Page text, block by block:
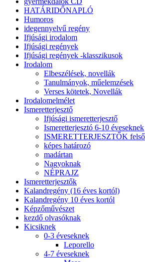
HATÁRIDŐNAPLÓ
Humoros
idegennyelvű regény
Ifjúsági irodalom
Ifjúsági regények
Ifjúsági regények -klasszikusok
Irodalom
Elbeszélések, novellák
Tanulmányok, műelemzések
Verses kötetek, Novellák
Irodalomelmélet
Ismeretterjesztő
Ifjúsági ismeretterjesztő
Ismeretterjesztó 6-10 éveseknek
ISMERETTERJESZTŐK felső
képes határozó
madártan
Nagyoknak
NÉPRAJZ
Ismeretterjesztők
Kalandregény (16 éves kortól)
Kalandregény 10 éves kortól
Képzőművészet
kezdő olvasóknak
Kicsiknek
0-3 éveseknek
Leporello
4-7 éveseknek